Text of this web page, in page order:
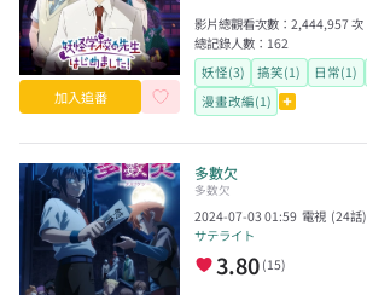
加入追番
影片總觀看次數：2,444,957次
總記錄人數： 162
妖怪(3)
搞笑(1) 日常(1)
漫畫改編(1)
多數欠
多数欠
2024-07-03 01:59 電視 (24話)
サテライト
3.80 (15)